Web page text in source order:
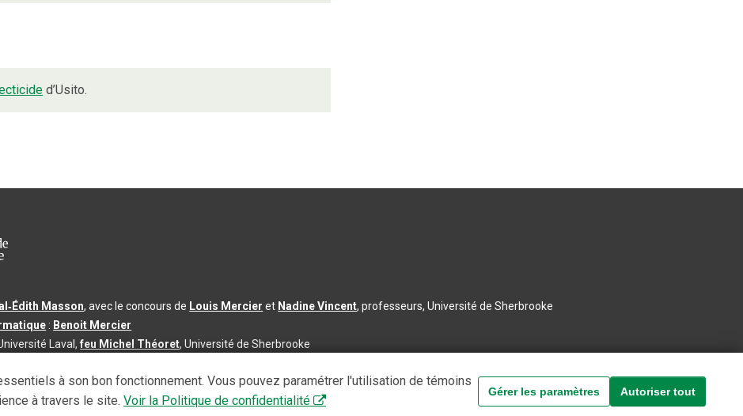
d’Usito.
Masson, avec le concours de Louis Mercier et Nadine Vincent, professeurs, Université de Sherbrooke
: Benoit Mercier
Laval,feu Michel Théoret, Université de Sherbrooke
mise à jour du contenu :2026-08-03
à son bon fonctionnement. Vous pouvez paramétrer l'utilisation de témoins
à travers le site. Voir la Politique de confidentialité
Gérer les paramètres Autoriser tout